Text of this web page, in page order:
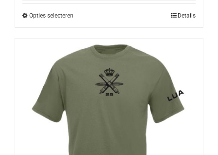
Opties selecteren Details